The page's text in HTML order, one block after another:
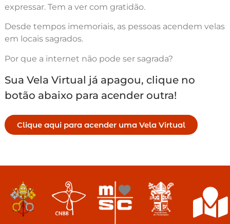
expressar. Tem a ver com gratidão.
Desde tempos imemoriais, as pessoas acendem velas
em locais sagrados.
Por que a internet não pode ser sagrada?
Sua Vela Virtual já apagou, clique no
botão abaixo para acender outra!
Clique aqui para acender uma Vela Virtual